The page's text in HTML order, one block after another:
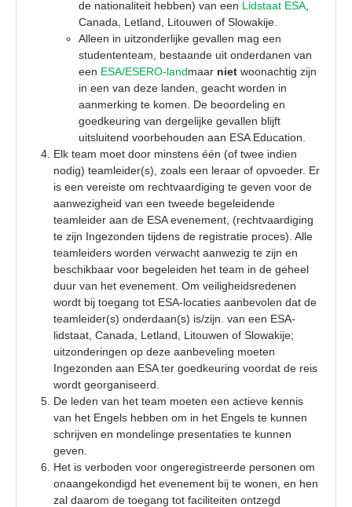
de nationaliteit hebben) van een Lidstaat ESA
Canada, Letland, Litouwen of Slowakije.
Alleen in uitzonderlijke gevallen mag een
studententeam, bestaande uit onderdanen van
een ESA/ESERO-landmaar niet woonachtig zijn
in een van deze landen, geacht worden in
aanmerking te komen. De beoordeling en
goedkeuring van dergelijke gevallen blijft
uitsluitend voorbehouden aan ESA Education.
Elk team moet door minstens één (of twee indien
nodig) teamleider(s), zoals een leraar of opvoeder. Er
is een vereiste om rechtvaardiging te geven voor de
aanwezigheid van een tweede begeleidende
teamleider aan de ESAevenement, (rechtvaardiging
te zijn Ingezonden tijdens de registratie proces). Alle
teamleiders worden verwacht aanwezig te zijn en
beschikbaar voor begeleiden het team in de geheel
duur van het evenement. Om veiligheidsredenen
wordt bij toegang tot ESA-locaties aanbevolen dat de
teamleider(s) onderdaan(s) is/zijn. van een ESA-
lidstaat, Canada, Letland, Litouwen of Slowakije;
uitzonderingen op deze aanbeveling moeten
Ingezonden aan ESA ter goedkeuring voordat de reis
wordt georganiseerd.
De leden van het team moeten een actieve kennis
van het Engels hebben om in het Engels te kunnen
schrijven en mondelinge presentaties te kunnen
geven.
Het is verboden voor ongeregistreerde personen om
onaangekondigd het evenement bij te wonen, en hen
zal daarom de toegang tot faciliteiten ontzegd